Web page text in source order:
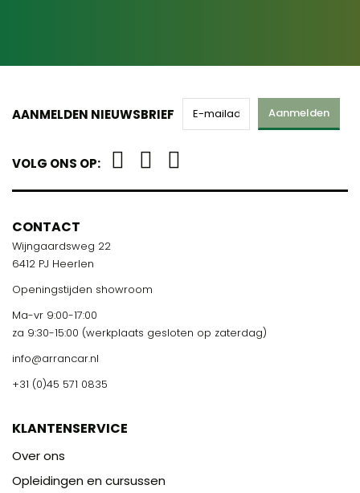
AANMELDEN NIEUWSBRIEF Aanmelden
VOLG ONS OP:
CONTACT
Wijngaardsweg 22
6412 PJ Heerlen
Openingstijden showroom
Ma-vr 9:00-17:00
za 9:30-15:00 (werkplaats gesloten op zaterdag)
info@arrancar.nl
+31 (0)45 571 0835
KLANTENSERVICE
Over ons
Opleidingen en cursussen